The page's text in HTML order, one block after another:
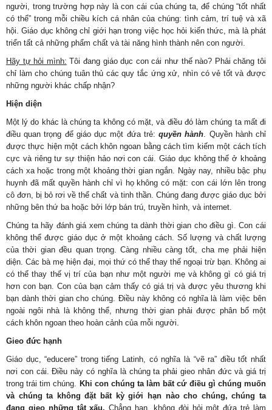
người, trong trường hợp này là con cái của chúng ta, để chúng “tốt nhất
có thể” trong mỗi chiều kích cá nhân của chúng: tình cảm, trí tuệ và xã
hội. Giáo dục không chỉ giới hạn trong việc học hỏi kiến ​​thức, mà là phát
triển tất cả những phẩm chất và tài năng hình thành nên con người.
Hãy tự hỏi mình: Tôi đang giáo dục con cái như thế nào? Phải chăng tôi
chỉ làm cho chúng tuân thủ các quy tắc ứng xử, nhìn có vẻ tốt và được
những người khác chấp nhận?
Hiện diện
Một lý do khác là chúng ta không có mặt, và điều đó làm chúng ta mất đi
điều quan trọng để giáo dục một đứa trẻ:quyền hành. Quyền hành chỉ
được thực hiện một cách khôn ngoan bằng cách tìm kiếm một cách tích
cực và riêng tư sự thiện hảo nơi con cái. Giáo dục không thể ở khoảng
cách xa hoặc trong một khoảng thời gian ngắn. Ngày nay, nhiều bậc phụ
huynh đã mất quyền hành chỉ vì họ không có mặt: con cái lớn lên trong
cô đơn, bị bỏ rơi về thể chất và tinh thần. Chúng đang được giáo dục bởi
những bên thứ ba hoặc bởi lớp bán trú, truyền hình, và internet.
Chúng ta hãy đánh giá xem chúng ta dành thời gian cho điều gì. Con cái
không thể được giáo dục ở một khoảng cách. Số lượng và chất lượng
của thời gian đều quan trọng. Càng nhiều càng tốt, cha mẹ phải hiện
diện. Các bà mẹ hiện đại, mọi thứ có thể thay thế ngoại trừ bạn. Không ai
có thể thay thế vị trí của bạn như một người mẹ và không gì có giá trị
hơn con bạn. Con của bạn cảm thấy có giá trị và được yêu thương khi
bạn dành thời gian cho chúng. Điều này không có nghĩa là làm việc bên
ngoài ngôi nhà là không thể, nhưng thời gian phải được phân bổ một
cách khôn ngoan theo hoàn cảnh của mỗi người.
Gieo đức hạnh
Giáo dục, “educere” trong tiếng Latinh, có nghĩa là “vẽ ra” điều tốt nhất
nơi con cái. Điều này có nghĩa là chúng ta phải gieo nhân đức và giá trị
trong trái tim chúng. Khi con chúng ta làm bất cứ điều gì chúng muốn
và chúng ta không đặt bất kỳ giới hạn nào cho chúng, chúng ta
đang gieo những tật xấu. Chẳng hạn, không đòi hỏi một đứa trẻ làm